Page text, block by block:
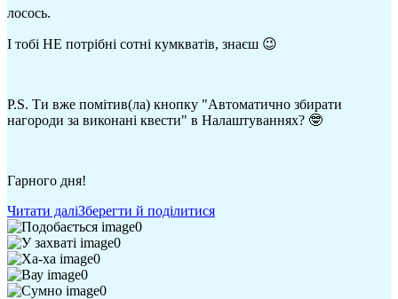
лосось.
І тобі НЕ потрібні сотні кумкватів, знаєш 😉
P.S. Ти вже помітив(ла) кнопку "Автоматично збирати
нагороди за виконані квести" в Налаштуваннях? 🤓
Гарного дня!
Читати даліЗберегти й поділитися
0
0
0
0
0